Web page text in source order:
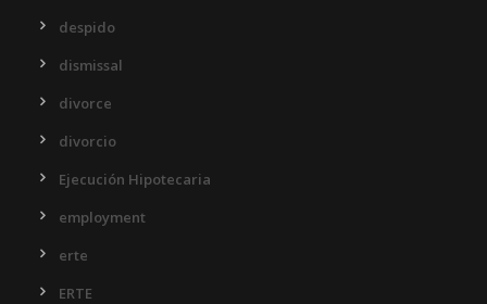
despido
dismissal
divorce
divorcio
Ejecución Hipotecaria
employment
erte
ERTE